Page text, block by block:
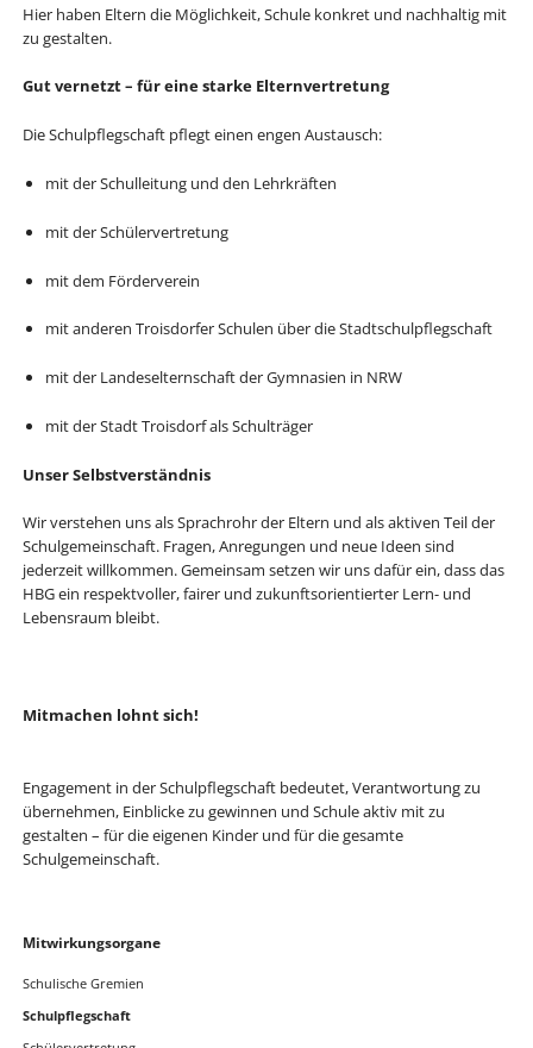
Hier haben Eltern die Möglichkeit, Schule konkret und nachhaltig mit
zu gestalten.
Gut vernetzt – für eine starke Elternvertretung
Die Schulpflegschaft pflegt einen engen Austausch:
mit der Schulleitung und den Lehrkräften
mit der Schülervertretung
mit dem Förderverein
mit anderen Troisdorfer Schulen über die Stadtschulpflegschaft
mit der Landeselternschaft der Gymnasien in NRW
mit der Stadt Troisdorf als Schulträger
Unser Selbstverständnis
Wir verstehen uns als Sprachrohr der Eltern und als aktiven Teil der
Schulgemeinschaft. Fragen, Anregungen und neue Ideen sind
jederzeit willkommen. Gemeinsam setzen wir uns dafür ein, dass das
HBG ein respektvoller, fairer und zukunftsorientierter Lern- und
Lebensraum bleibt.
Mitmachen lohnt sich!
Engagement in der Schulpflegschaft bedeutet, Verantwortung zu
übernehmen, Einblicke zu gewinnen und Schule aktiv mit zu
gestalten – für die eigenen Kinder und für die gesamte
Schulgemeinschaft.
Skip
Mitwirkungsorgane
Schulische Gremien
Schulpflegschaft